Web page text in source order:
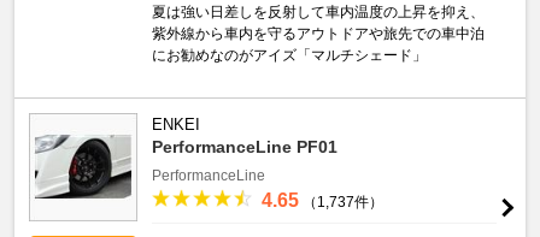
夏は強い日差しを反射して車内温度の上昇を抑え、
紫外線から車内を守るアウトドアや旅先での車中泊
にお勧めなのがアイズ「マルチシェード」
ENKEI
PerformanceLine PF01
PerformanceLine
4.65 （1,737件）